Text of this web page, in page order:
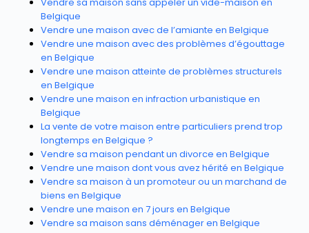
Belgique
Vendre une maison avec de l’amiante en Belgique
Vendre une maison avec des problèmes d’égouttage
en Belgique
Vendre une maison atteinte de problèmes structurels
en Belgique
Vendre une maison en infraction urbanistique en
Belgique
La vente de votre maison entre particuliers prend trop
longtemps en Belgique ?
Vendre sa maison pendant un divorce en Belgique
Vendre une maison dont vous avez hérité en Belgique
Vendre sa maison à un promoteur ou un marchand de
biens en Belgique
Vendre une maison en 7 jours en Belgique
Vendre sa maison sans déménager en Belgique